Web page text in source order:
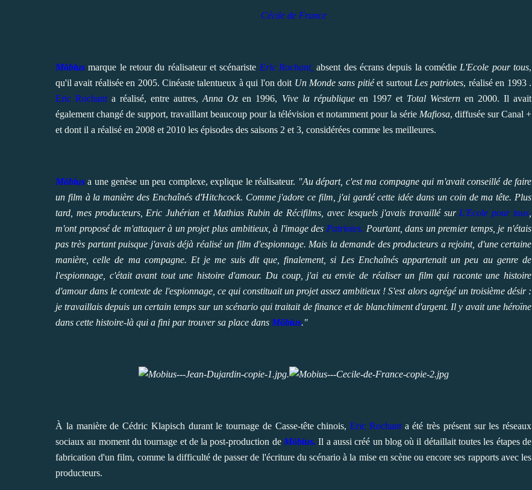
Cécile de France
Möbius marque le retour du réalisateur et scénariste Eric Rochant, absent des écrans depuis la comédie L'Ecole pour tous,
qu'il avait réalisée en 2005. Cinéaste talentueux à qui l'on doit Un Monde sans pitiéet surtout Les patriotes, réalisé en 1993 .
Eric Rochant a réalisé, entre autres,Anna Oz en 1996, Vive la républiqueen 1997 et Total Westernen 2000. Il avait
également changé de support, travaillant beaucoup pour la télévision et notamment pour la série Mafiosa, diffusée sur Canal +
et dont il a réalisé en 2008 et 2010 les épisodes des saisons 2 et 3, considérées comme les meilleures.
Möbius a une genèse un peu complexe, explique le réalisateur. "Au départ, c'est ma compagne qui m'avait conseillé de faire
un film à la manière des Enchaînésd'Hitchcock. Comme j'adore ce film, j'ai gardé cette idée dans un coin de ma tête. Plus
tard, mes producteurs, Eric Juhérian et Mathias Rubin de Récifilms, avec lesquels j'avais travaillé sur L'Ecole pour tous
m'ont proposé de m'attaquer à un projet plus ambitieux, à l'image des Patriotes. Pourtant, dans un premier temps, je n'étais
pas très partant puisque j'avais déjà réalisé un film d'espionnage. Mais la demande des producteurs a rejoint, d'une certaine
manière, celle de ma compagne. Et je me suis dit que, finalement, si Les Enchaînés appartenait un peu au genre de
l'espionnage, c'était avant tout une histoire d'amour. Du coup, j'ai eu envie de réaliser un film qui raconte une histoire
d'amour dans le contexte de l'espionnage, ce qui constituait un projet assez ambitieux ! S'est alors agrégé un troisième désir :
je travaillais depuis un certain temps sur un scénario qui traitait de finance et de blanchiment d'argent. Il y avait une héroïne
dans cette histoire-là qui a fini par trouver sa place dans Möbius."
.
À la manière de Cédric Klapisch durant le tournage de Casse-tête chinois, Eric Rochanta été très présent sur les réseaux
sociaux au moment du tournage et de la post-production de Möbius. Il a aussi créé un blog où il détaillait toutes les étapes de
fabrication d'un film, comme la difficulté de passer de l'écriture du scénario à la mise en scène ou encore ses rapports avec les
producteurs.